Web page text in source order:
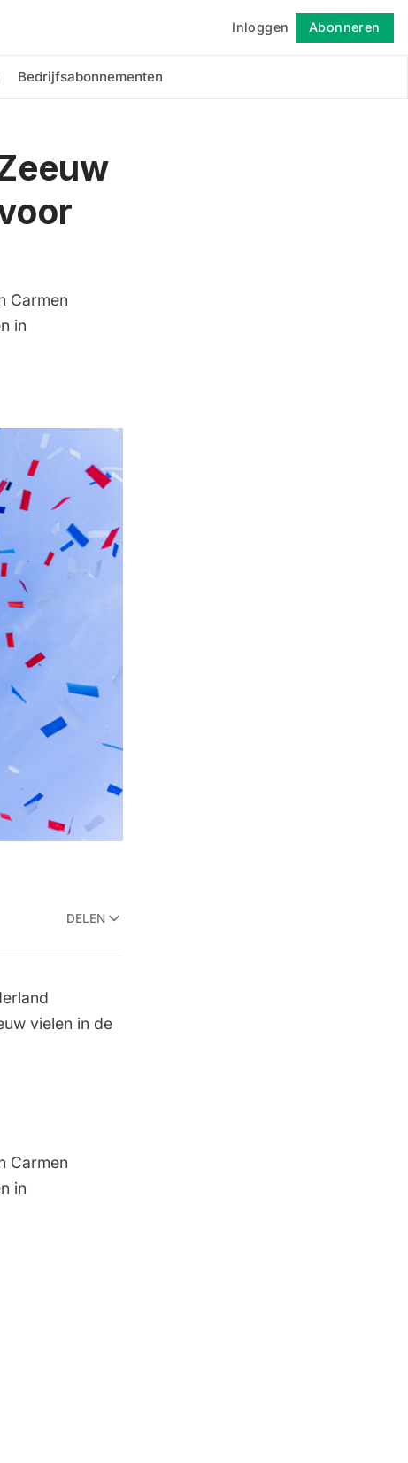
Inloggen Abonneren
Bedrijfsabonnementen
Carmen
in
DELEN
vielen in de
Carmen
in